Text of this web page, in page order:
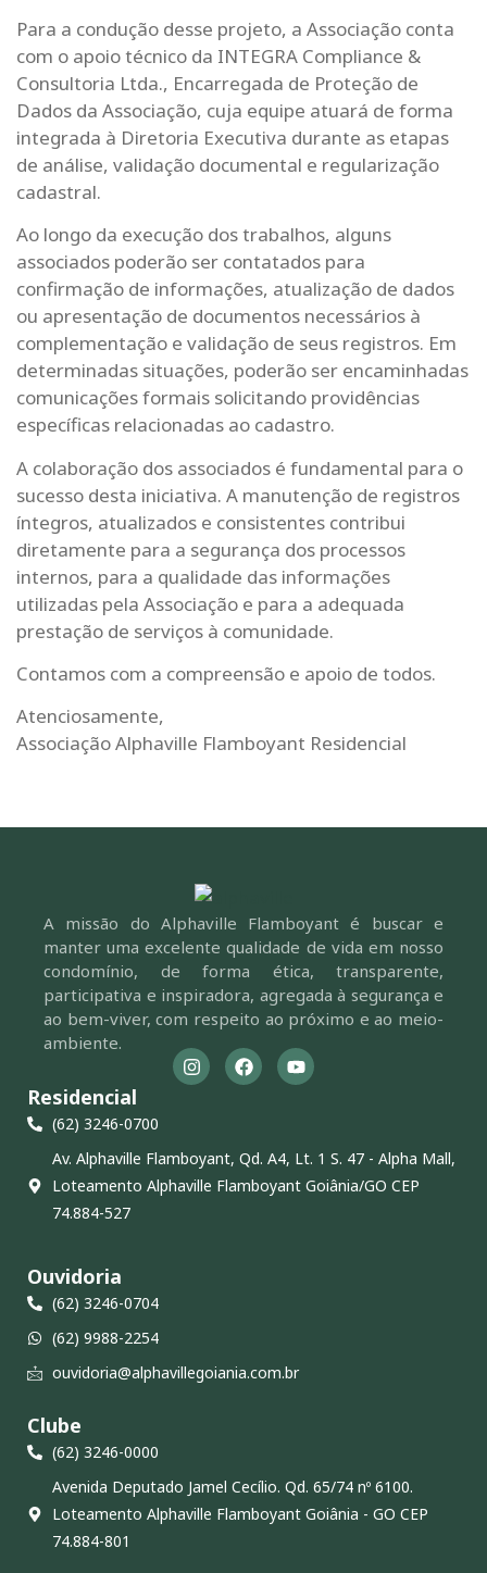
Para a condução desse projeto, a Associação conta
com o apoio técnico da INTEGRA Compliance &
Consultoria Ltda., Encarregada de Proteção de
Dados da Associação, cuja equipe atuará de forma
integrada à Diretoria Executiva durante as etapas
de análise, validação documental e regularização
cadastral.
Ao longo da execução dos trabalhos, alguns
associados poderão ser contatados para
confirmação de informações, atualização de dados
ou apresentação de documentos necessários à
complementação e validação de seus registros. Em
determinadas situações, poderão ser encaminhadas
comunicações formais solicitando providências
específicas relacionadas ao cadastro.
A colaboração dos associados é fundamental para o
sucesso desta iniciativa. A manutenção de registros
íntegros, atualizados e consistentes contribui
diretamente para a segurança dos processos
internos, para a qualidade das informações
utilizadas pela Associação e para a adequada
prestação de serviços à comunidade.
Contamos com a compreensão e apoio de todos.
Atenciosamente,
Associação Alphaville Flamboyant Residencial
A missão do Alphaville Flamboyant é buscar e
manter uma excelente qualidade de vida em nosso
condomínio, de forma ética, transparente,
participativa e inspiradora, agregada à segurança e
ao bem-viver, com respeito ao próximo e ao meio-
ambiente.
Residencial
(62) 3246-0700
Av. Alphaville Flamboyant, Qd. A4, Lt. 1 S. 47 - Alpha Mall,
Loteamento Alphaville Flamboyant Goiânia/GO CEP
74.884-527
Ouvidoria
(62) 3246-0704
(62) 9988-2254
ouvidoria@alphavillegoiania.com.br
Clube
(62) 3246-0000
Avenida Deputado Jamel Cecílio. Qd. 65/74 nº 6100.
Loteamento Alphaville Flamboyant Goiânia - GO CEP
74.884-801